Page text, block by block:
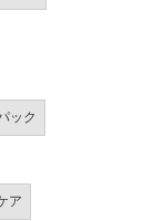
ック
ア